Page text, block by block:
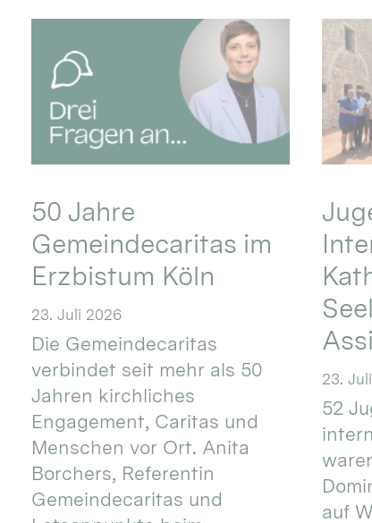
50 Jahre
Gemeindecaritas im
Erzbistum Köln
23. Juli 2026
Die Gemeindecaritas
verbindet seit mehr als 50
Jahren kirchliches
Engagement, Caritas und
Menschen vor Ort. Anita
Borchers, Referentin
Gemeindecaritas und
23.
52
auf